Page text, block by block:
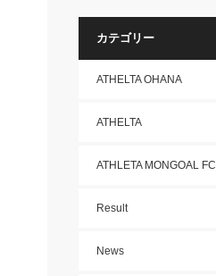
カテゴリー
ATHELTA OHANA
ATHELTA
ATHLETA MONGOAL FC
Result
News